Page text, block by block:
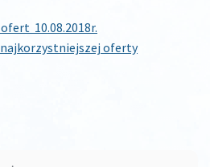
10.08.2018r.
oferty